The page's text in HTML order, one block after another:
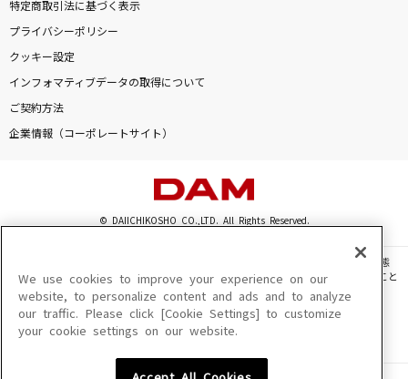
特定商取引法に基づく表示
プライバシーポリシー
クッキー設定
インフォマティブデータの取得について
ご契約方法
企業情報（コーポレートサイト）
© DAIICHIKOSHO CO.,LTD. All Rights Reserved.
このサイトに掲載されている一切の文章・画像・写真・動画・音声等を、手段や形態
を問わず、著作権法の定める範囲を超えて無断で複製、転載、ファイル化などすること
を禁じます。
楽曲及びコンテンツは、機種によりご利用いただけない場合があります。
楽曲及びコンテンツの配信日、配信内容が変更になる場合があります。
We use cookies to improve your experience on our
website, to personalize content and ads and to analyze
our traffic. Please click [Cookie Settings] to customize
your cookie settings on our website.